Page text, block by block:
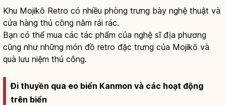
Khu Mojikō Retro có nhiều phòng trưng bày nghệ thuật và
cửa hàng thủ công nằm rải rác.
Bạn có thể mua các tác phẩm của nghệ sĩ địa phương
cũng như những món đồ retro đặc trưng của Mojikō và
quà lưu niệm thủ công.
Đi thuyền qua eo biển Kanmon và các hoạt động
trên biển